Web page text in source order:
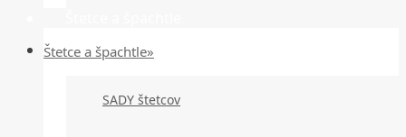
Štetce a špachtle»
SADY štetcov